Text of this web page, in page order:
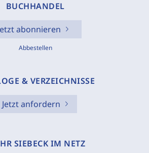
BUCHHANDEL
abonnieren
Abbestellen
& VERZEICHNISSE
Jetzt anfordern
SIEBECK IM NETZ